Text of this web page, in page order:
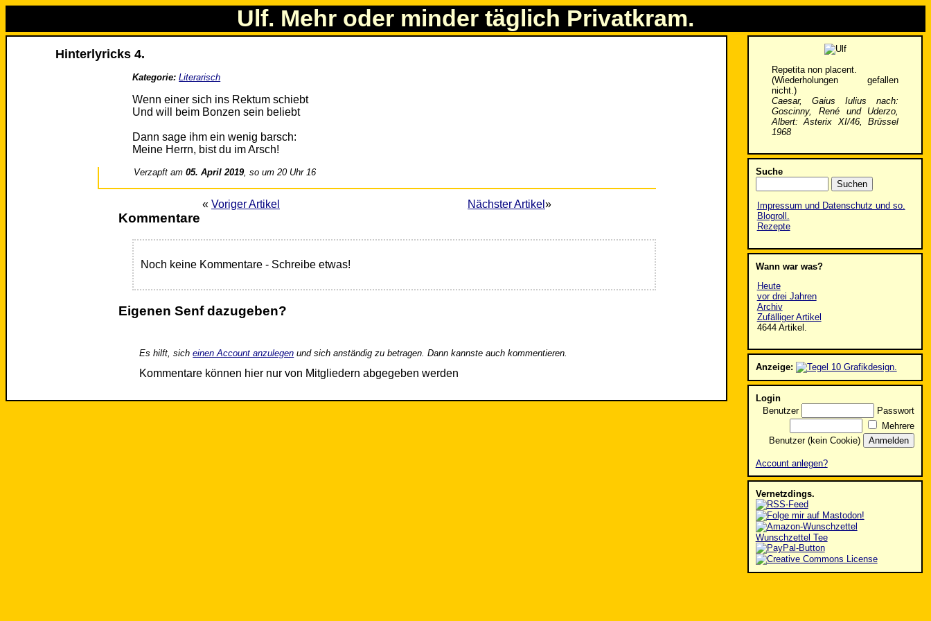
Ulf. Mehr oder minder täglich Privatkram.
Hinterlyricks 4.
Kategorie: Literarisch
Wenn einer sich ins Rektum schiebt
Und will beim Bonzen sein beliebt
Dann sage ihm ein wenig barsch:
Meine Herrn, bist du im Arsch!
Verzapft am05. April 2019, so um 20 Uhr 16
« Voriger Artikel Nächster Artikel »
Kommentare
Noch keine Kommentare - Schreibe etwas!
Eigenen Senf dazugeben?
Es hilft, sicheinen Account anzulegen und sich anständig zu betragen. Dann kannste auch kommentieren.
Kommentare können hier nur von Mitgliedern abgegeben werden
Repetita non placent.
(Wiederholungen gefallen
nicht.)
Caesar, Gaius Iulius nach:
Goscinny, René und Uderzo,
Albert: Asterix XI/46, Brüssel
1968
Suche
Impressum und Datenschutz und so.
Blogroll.
Rezepte
Wann war was?
Heute
vor drei Jahren
Archiv
Zufälliger Artikel
4644 Artikel.
Anzeige:
Login
Benutzer
Passwort
Mehrere
Benutzer (kein Cookie)
Account anlegen?
Vernetzdings.
Wunschzettel Tee